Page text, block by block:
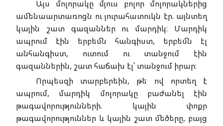
Այս մոլորակը մյուս բոլոր մոլորակներից
ամենաարտառոցն ու յուրահատուկն էր. այնտեղ
կային շատ գազաններ ու մարդիկ։ Մարդիկ
ապրում էին երբեմն հանգիստ, երբեմն էլ
անհանգիստ, ուտում ու տանջում էին
գազաններին, շատ հաճախ էլ՝ տանջում իրար։
Որպեսզի տարբերեին, թե ով որտեղ է
ապրում, մարդիկ մոլորակը բաժանել էին
թագավորությունների. կային փոքր
թագավորություններ և կային շատ մեծերը, բայց